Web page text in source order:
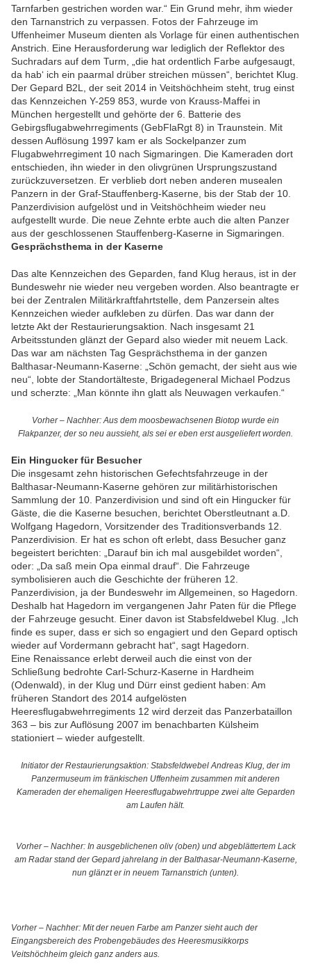
Tarnfarben gestrichen worden war.“ Ein Grund mehr, ihm wieder
den Tarnanstrich zu verpassen. Fotos der Fahrzeuge im
Uffenheimer Museum dienten als Vorlage für einen authentischen
Anstrich. Eine Herausforderung war lediglich der Reflektor des
Suchradars auf dem Turm, „die hat ordentlich Farbe aufgesaugt,
da hab‘ ich ein paarmal drüber streichen müssen“, berichtet Klug.
Der Gepard B2L, der seit 2014 in Veitshöchheim steht, trug einst
das Kennzeichen Y-259 853, wurde von Krauss-Maffei in
München hergestellt und gehörte der 6. Batterie des
Gebirgsflugabwehrregiments (GebFlaRgt 8) in Traunstein. Mit
dessen Auflösung 1997 kam er als Sockelpanzer zum
Flugabwehrregiment 10 nach Sigmaringen. Die Kameraden dort
entschieden, ihn wieder in den olivgrünen Ursprungszustand
zurückzuversetzen. Er verblieb dort neben anderen musealen
Panzern in der Graf-Stauffenberg-Kaserne, bis der Stab der 10.
Panzerdivision aufgelöst und in Veitshöchheim wieder neu
aufgestellt wurde. Die neue Zehnte erbte auch die alten Panzer
aus der geschlossenen Stauffenberg-Kaserne in Sigmaringen.
Gesprächsthema in der Kaserne
Das alte Kennzeichen des Geparden, fand Klug heraus, ist in der
Bundeswehr nie wieder neu vergeben worden. Also beantragte er
bei der Zentralen Militärkraftfahrtstelle, dem Panzersein altes
Kennzeichen wieder aufkleben zu dürfen. Das war dann der
letzte Akt der Restaurierungsaktion. Nach insgesamt 21
Arbeitsstunden glänzt der Gepard also wieder mit neuem Lack.
Das war am nächsten Tag Gesprächsthema in der ganzen
Balthasar-Neumann-Kaserne: „Schön gemacht, der sieht aus wie
neu“, lobte der Standortälteste, Brigadegeneral Michael Podzus
und scherzte: „Man könnte ihn glatt als Neuwagen verkaufen.“
Vorher – Nachher: Aus dem moosbewachsenen Biotop wurde ein
Flakpanzer, der so neu aussieht, als sei er eben erst ausgeliefert worden.
Ein Hingucker für Besucher
Die insgesamt zehn historischen Gefechtsfahrzeuge in der
Balthasar-Neumann-Kaserne gehören zur militärhistorischen
Sammlung der 10. Panzerdivision und sind oft ein Hingucker für
Gäste, die die Kaserne besuchen, berichtet Oberstleutnant a.D.
Wolfgang Hagedorn, Vorsitzender des Traditionsverbands 12.
Panzerdivision. Er hat es schon oft erlebt, dass Besucher ganz
begeistert berichten: „Darauf bin ich mal ausgebildet worden“,
oder: „Da saß mein Opa einmal drauf“. Die Fahrzeuge
symbolisieren auch die Geschichte der früheren 12.
Panzerdivision, ja der Bundeswehr im Allgemeinen, so Hagedorn.
Deshalb hat Hagedorn im vergangenen Jahr Paten für die Pflege
der Fahrzeuge gesucht. Einer davon ist Stabsfeldwebel Klug. „Ich
finde es super, dass er sich so engagiert und den Gepard optisch
wieder auf Vordermann gebracht hat“, sagt Hagedorn.
Eine Renaissance erlebt derweil auch die einst von der
Schließung bedrohte Carl-Schurz-Kaserne in Hardheim
(Odenwald), in der Klug und Dürr einst gedient haben: Am
früheren Standort des 2014 aufgelösten
Heeresflugabwehrregiments 12 wird derzeit das Panzerbataillon
363 – bis zur Auflösung 2007 im benachbarten Külsheim
stationiert – wieder aufgestellt.
Initiator der Restaurierungsaktion: Stabsfeldwebel Andreas Klug, der im
Panzermuseum im fränkischen Uffenheim zusammen mit anderen
Kameraden der ehemaligen Heeresflugabwehrtruppe zwei alte Geparden
am Laufen hält.
Vorher – Nachher: In ausgeblichenen oliv (oben) und abgeblättertem Lack
am Radar stand der Gepard jahrelang in der Balthasar-Neumann-Kaserne,
nun glänzt er in neuem Tarnanstrich (unten).
Vorher – Nachher: Mit der neuen Farbe am Panzer sieht auch der
Eingangsbereich des Probengebäudes des Heeresmusikkorps
Veitshöchheim gleich ganz anders aus.